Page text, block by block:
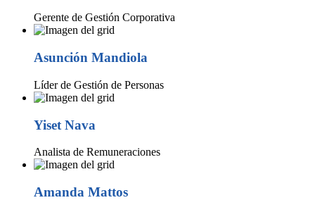
Gerente de Gestión Corporativa
Asunción Mandiola
Líder de Gestión de Personas
Yiset Nava
Analista de Remuneraciones
Amanda Mattos